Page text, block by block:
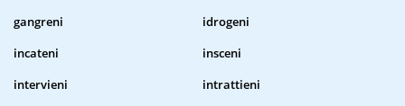
gangreni
idrogeni
incateni
insceni
intervieni
intrattieni